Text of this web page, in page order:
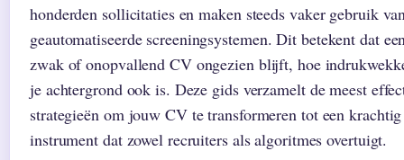
honderden sollicitaties en maken steeds vaker gebruik
geautomatiseerde screeningsystemen. Dit betekent dat
zwak of onopvallend CV ongezien blijft, hoe
je achtergrond ook is. Deze gids verzamelt de meest
strategieën om jouw CV te transformeren tot een krachtig
instrument dat zowel recruiters als algoritmes overtuigt.